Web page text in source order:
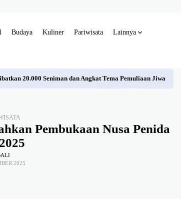
Budaya Kuliner Pariwisata Lainnya
20.000 Seniman dan Angkat Tema Pemuliaan Jiwa
Pembukaan Nusa Penida
2025